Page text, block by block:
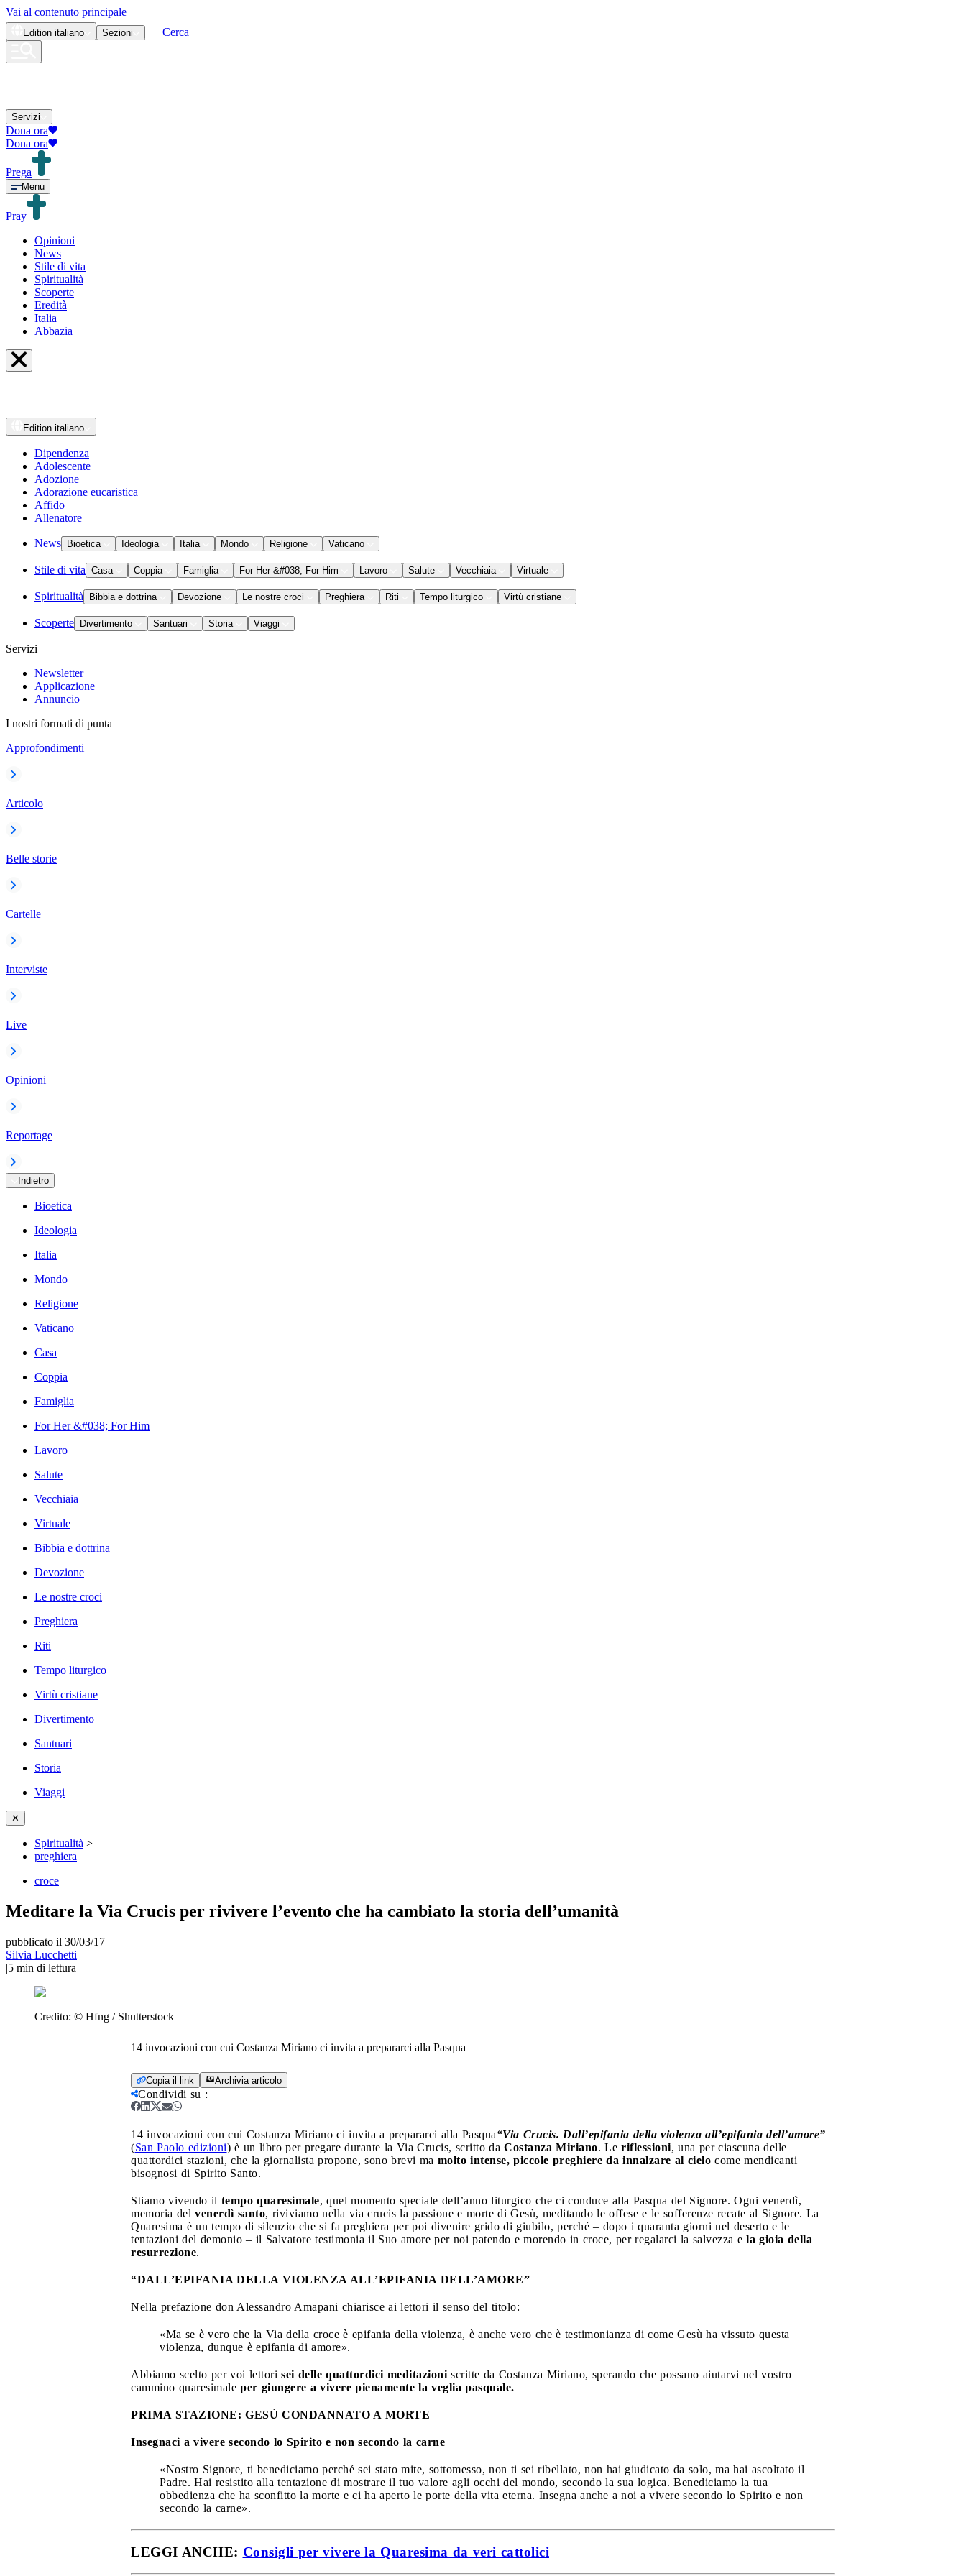
Vai al contenuto principale
Edition italiano Sezioni Cerca
Servizi
Dona ora
Dona ora
Prega
Menu
Pray
Opinioni
News
Stile di vita
Spiritualità
Scoperte
Eredità
Italia
Abbazia
Edition italiano
Dipendenza
Adolescente
Adozione
Adorazione eucaristica
Affido
Allenatore
News Bioetica Ideologia Italia Mondo Religione Vaticano
Stile di vita Casa Coppia Famiglia For Her &#038; For Him Lavoro Salute Vecchiaia Virtuale
Spiritualità Bibbia e dottrina Devozione Le nostre croci Preghiera Riti Tempo liturgico Virtù cristiane
Scoperte Divertimento Santuari Storia Viaggi
Servizi
Newsletter
Applicazione
Annuncio
I nostri formati di punta
Approfondimenti
Articolo
Belle storie
Cartelle
Interviste
Live
Opinioni
Reportage
Indietro
Bioetica
Ideologia
Italia
Mondo
Religione
Vaticano
Casa
Coppia
Famiglia
For Her &#038; For Him
Lavoro
Salute
Vecchiaia
Virtuale
Bibbia e dottrina
Devozione
Le nostre croci
Preghiera
Riti
Tempo liturgico
Virtù cristiane
Divertimento
Santuari
Storia
Viaggi
✕
Spiritualità >
preghiera
croce
Meditare la Via Crucis per rivivere l’evento che ha cambiato la storia dell’umanità
pubblicato il 30/03/17|
Silvia Lucchetti
|5 min di lettura
Credito: © Hfng / Shutterstock
14 invocazioni con cui Costanza Miriano ci invita a prepararci alla Pasqua
Copia il link Archivia articolo
Condividi su :
14 invocazioni con cui Costanza Miriano ci invita a prepararci alla Pasqua“Via Crucis. Dall’epifania della violenza all’epifania dell’amore”
(San Paolo edizioni) è un libro per pregare durante la Via Crucis, scritto da Costanza Miriano. Le riflessioni, una per ciascuna delle
quattordici stazioni, che la giornalista propone, sono brevi ma molto intense, piccole preghiere da innalzare al cielo come mendicanti
bisognosi di Spirito Santo.
Stiamo vivendo il tempo quaresimale, quel momento speciale dell’anno liturgico che ci conduce alla Pasqua del Signore. Ogni venerdì,
memoria del venerdì santo, riviviamo nella via crucis la passione e morte di Gesù, meditando le offese e le sofferenze recate al Signore. La
Quaresima è un tempo di silenzio che si fa preghiera per poi divenire grido di giubilo, perché – dopo i quaranta giorni nel deserto e le
tentazioni del demonio – il Salvatore testimonia il Suo amore per noi patendo e morendo in croce, per regalarci la salvezza e la gioia della
resurrezione.
“DALL’EPIFANIA DELLA VIOLENZA ALL’EPIFANIA DELL’AMORE”
Nella prefazione don Alessandro Amapani chiarisce ai lettori il senso del titolo:
«Ma se è vero che la Via della croce è epifania della violenza, è anche vero che è testimonianza di come Gesù ha vissuto questa
violenza, dunque è epifania di amore».
Abbiamo scelto per voi lettori sei delle quattordici meditazioni scritte da Costanza Miriano, sperando che possano aiutarvi nel vostro
cammino quaresimale per giungere a vivere pienamente la veglia pasquale.
PRIMA STAZIONE: GESÙ CONDANNATO A MORTE
Insegnaci a vivere secondo lo Spirito e non secondo la carne
«Nostro Signore, ti benediciamo perché sei stato mite, sottomesso, non ti sei ribellato, non hai giudicato da solo, ma hai ascoltato il
Padre. Hai resistito alla tentazione di mostrare il tuo valore agli occhi del mondo, secondo la sua logica. Benediciamo la tua
obbedienza che ha sconfitto la morte e ci ha aperto le porte della vita eterna. Insegna anche a noi a vivere secondo lo Spirito e non
secondo la carne».
LEGGI ANCHE: Consigli per vivere la Quaresima da veri cattolici